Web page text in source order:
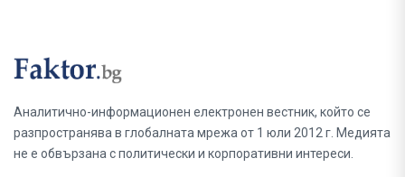
Аналитично-информационен електронен вестник, който се
разпространява в глобалната мрежа от 1 юли 2012 г. Медията
не е обвързана с политически и корпоративни интереси.